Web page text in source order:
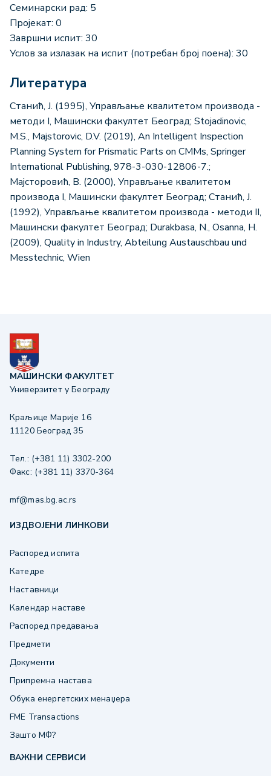
Семинарски рад: 5
Пројекат: 0
Завршни испит: 30
Услов за излазак на испит (потребан број поена): 30
Литература
Станић, Ј. (1995), Управљање квалитетом производа -
методи I, Машински факултет Београд; Stojadinovic,
M.S., Majstorovic, D.V. (2019), An Intelligent Inspection
Planning System for Prismatic Parts on CMMs, Springer
International Publishing, 978-3-030-12806-7.;
Мајсторовић, В. (2000), Управљање квалитетом
производа I, Машински факултет Београд; Станић, Ј.
(1992), Управљање квалитетом производа - методи II,
Машински факултет Београд; Durakbasa, N., Osanna, H.
(2009), Quality in Industry, Abteilung Austauschbau und
Messtechnic, Wien
МАШИНСКИ ФАКУЛТЕТ
Универзитет у Београду
Краљице Марије 16
11120 Београд 35
Тел.: (+381 11) 3302-200
Факс: (+381 11) 3370-364
mf@mas.bg.ac.rs
ИЗДВОЈЕНИ ЛИНКОВИ
Распоред испита
Катедре
Наставници
Календар наставе
Распоред предавања
Предмети
Документи
Припремна настава
Обука енергетских менаџера
FME Transactions
Зашто МФ?
ВАЖНИ СЕРВИСИ